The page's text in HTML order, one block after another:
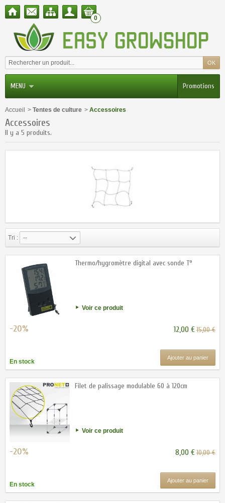
0
MENU Promotions
Accueil > Tentes de culture > Accessoires
Accessoires
Il y a 5 produits.
Tri : --
Thermo/hygromètre digital avec sonde T°
Voir ce produit
-20% 12,00 €15,00 €
En stock
Ajouter au panier
Filet de palissage modulable 60 à 120cm
Voir ce produit
-20% 8,00 €10,00 €
En stock
Ajouter au panier